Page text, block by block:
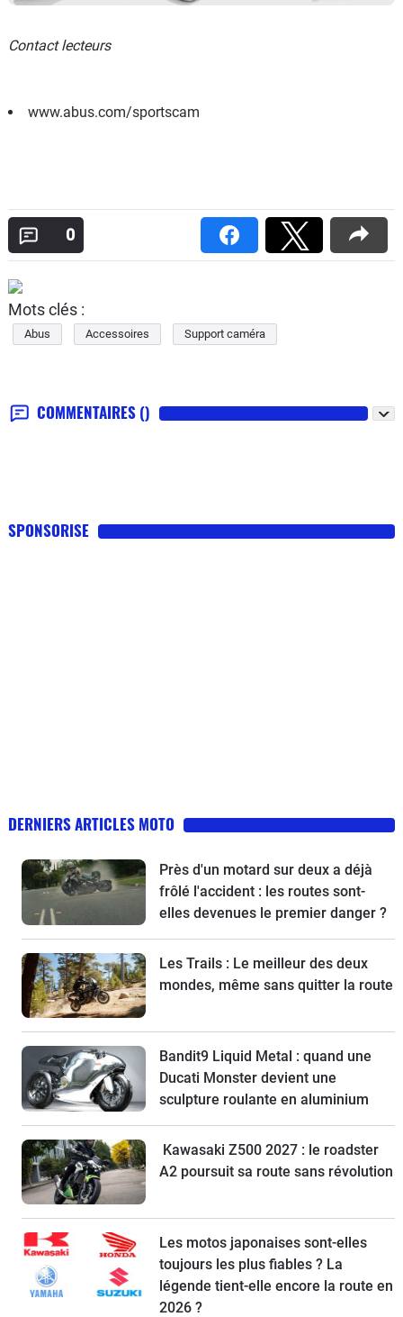
Contact lecteurs
www.abus.com/sportscam
0
Mots clés :
Abus Accessoires Support caméra
COMMENTAIRES ()
SPONSORISE
DERNIERS ARTICLES MOTO
Près d'un motard sur deux a déjà
frôlé l'accident : les routes sont-
elles devenues le premier danger ?
Les Trails : Le meilleur des deux
mondes, même sans quitter la route
Bandit9 Liquid Metal : quand une
Ducati Monster devient une
sculpture roulante en aluminium
Kawasaki Z500 2027 : le roadster
A2 poursuit sa route sans révolution
Les motos japonaises sont-elles
toujours les plus fiables ? La
légende tient-elle encore la route en
2026 ?